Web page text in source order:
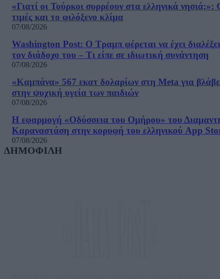
«Γιατί οι Τούρκοι συρρέουν στα ελληνικά νησιά;»:
τιμές και το φιλόξενο κλίμα
07/08/2026
Washington Post: Ο Τραμπ φέρεται να έχει διαλέξει
τον διάδοχο του – Τι είπε σε ιδιωτική συνάντηση
07/08/2026
«Καμπάνα» 567 εκατ δολαρίων στη Meta για
στην ψυχική υγεία των παιδιών
07/08/2026
Η εφαρμογή «Οδύσσεια του Ομήρου» του
Καραναστάση στην κορυφή του ελληνικού App
07/08/2026
ΔΗΜΟΦΙΛΗ